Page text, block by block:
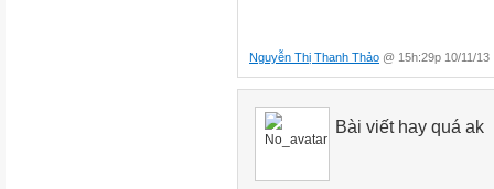
Nguyễn Thị Thanh Thảo @ 15h:29p 10/11/13
Bài viết hay quá ak